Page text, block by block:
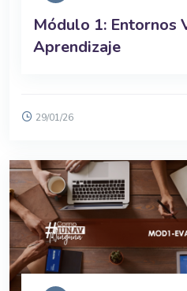
Módulo 1: Entornos
Aprendizaje
29/01/26